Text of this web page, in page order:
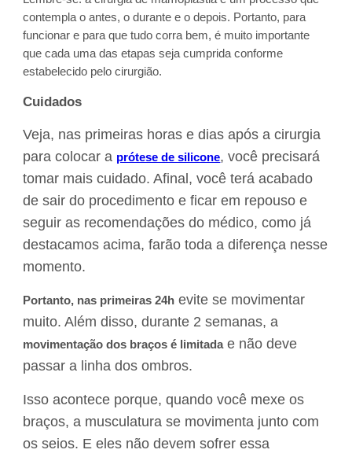
contempla o antes, o durante e o depois. Portanto, para
funcionar e para que tudo corra bem, é muito importante
que cada uma das etapas seja cumprida conforme
estabelecido pelo cirurgião.
Cuidados
Veja, nas primeiras horas e dias após a cirurgia
para colocar a prótese de silicone, você precisará
tomar mais cuidado. Afinal, você terá acabado
de sair do procedimento e ficar em repouso e
seguir as recomendações do médico, como já
destacamos acima, farão toda a diferença nesse
momento.
Portanto, nas primeiras 24h evite se movimentar
muito. Além disso, durante 2 semanas, a
movimentação dos braços é limitadae não deve
passar a linha dos ombros.
Isso acontece porque, quando você mexe os
braços, a musculatura se movimenta junto com
os seios. E eles não devem sofrer essa